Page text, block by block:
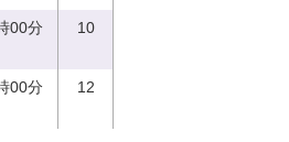
00分 10
00分 12